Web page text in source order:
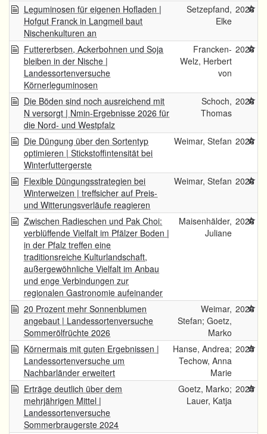
Leguminosen für eigenen Hofladen |
Hofgut Franck in Langmeil baut
Nischenkulturen an
Setzepfand,
Elke
2026
Futtererbsen, Ackerbohnen und Soja
bleiben in der Nische |
Landessortenversuche
Körnerleguminosen
Francken-
Welz, Herbert
von
2026
Die Böden sind noch ausreichend mit
N versorgt | Nmin-Ergebnisse 2026 für
die Nord- und Westpfalz
Schoch,
Thomas
2026
Die Düngung über den Sortentyp
optimieren | Stickstoffintensität bei
Winterfuttergerste
Weimar, Stefan 2026
Flexible Düngungsstrategien bei
Winterweizen | treffsicher auf Preis-
und Witterungsverläufe reagieren
Weimar, Stefan 2026
Zwischen Radieschen und Pak Choi:
verblüffende Vielfalt im Pfälzer Boden |
in der Pfalz treffen eine
traditionsreiche Kulturlandschaft,
außergewöhnliche Vielfalt im Anbau
und enge Verbindungen zur
regionalen Gastronomie aufeinander
Maisenhälder,
Juliane
2026
20 Prozent mehr Sonnenblumen
angebaut | Landessortenversuche
Sommerölfrüchte 2026
Weimar,
Stefan; Goetz,
Marko
2026
Körnermais mit guten Ergebnissen |
Landessortenversuche um
Nachbarländer erweitert
Hanse, Andrea;
Techow, Anna
Marie
2025
Erträge deutlich über dem
mehrjährigen Mittel |
Landessortenversuche
Sommerbraugerste 2024
Goetz, Marko;
Lauer, Katja
2025